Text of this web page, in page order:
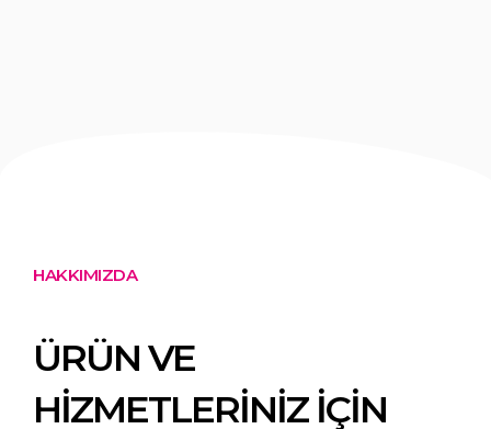
HAKKIMIZDA
ÜRÜN VE
HIZMETLERINIZ IÇIN